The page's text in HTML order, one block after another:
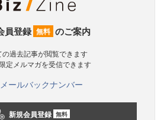
員登録 無料 のご案内
の過去記事が閲覧できます
定メルマガを受信できます
メールバックナンバー
新規会員登録 無料